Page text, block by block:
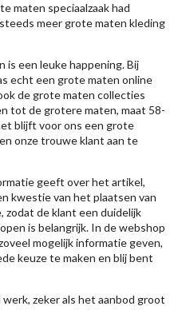
maten speciaalzaak had
meer grote maten kleding
is een leuke happening. Bij
echt een grote maten online
de grote maten collecties
tot de grotere maten, maat 58-
blijft voor ons een grote
onze trouwe klant aan te
geeft over het artikel,
kwestie van het plaatsen van
zodat de klant een duidelijk
is belangrijk. In de webshop
mogelijk informatie geven,
keuze te maken en blij bent
zeker als het aanbod groot